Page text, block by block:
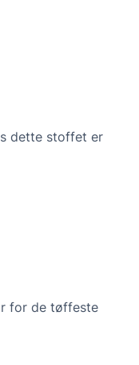
dette stoffet er
for de tøffeste